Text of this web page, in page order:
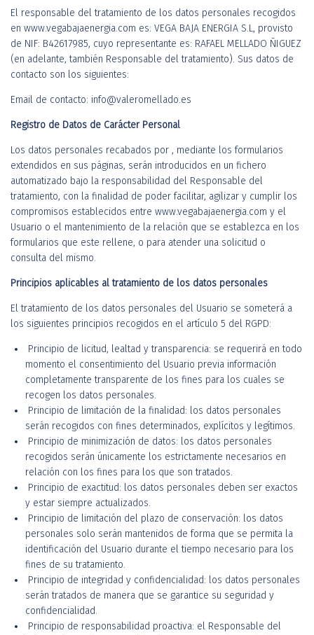
El responsable del tratamiento de los datos personales recogidos
en www.vegabajaenergia.com es: VEGA BAJA ENERGIA S.L, provisto
de NIF: B42617985, cuyo representante es: RAFAEL MELLADO ÑIGUEZ
(en adelante, también Responsable del tratamiento). Sus datos de
contacto son los siguientes:
Email de contacto: info@valeromellado.es
Registro de Datos de Carácter Personal
Los datos personales recabados por , mediante los formularios
extendidos en sus páginas, serán introducidos en un fichero
automatizado bajo la responsabilidad del Responsable del
tratamiento, con la finalidad de poder facilitar, agilizar y cumplir los
compromisos establecidos entre www.vegabajaenergia.com y el
Usuario o el mantenimiento de la relación que se establezca en los
formularios que este rellene, o para atender una solicitud o
consulta del mismo.
Principios aplicables al tratamiento de los datos personales
El tratamiento de los datos personales del Usuario se someterá a
los siguientes principios recogidos en el artículo 5 del RGPD:
Principio de licitud, lealtad y transparencia: se requerirá en todo
momento el consentimiento del Usuario previa información
completamente transparente de los fines para los cuales se
recogen los datos personales.
Principio de limitación de la finalidad: los datos personales
serán recogidos con fines determinados, explícitos y legítimos.
Principio de minimización de datos: los datos personales
recogidos serán únicamente los estrictamente necesarios en
relación con los fines para los que son tratados.
Principio de exactitud: los datos personales deben ser exactos
y estar siempre actualizados.
Principio de limitación del plazo de conservación: los datos
personales solo serán mantenidos de forma que se permita la
identificación del Usuario durante el tiempo necesario para los
fines de su tratamiento.
Principio de integridad y confidencialidad: los datos personales
serán tratados de manera que se garantice su seguridad y
confidencialidad.
Principio de responsabilidad proactiva: el Responsable del